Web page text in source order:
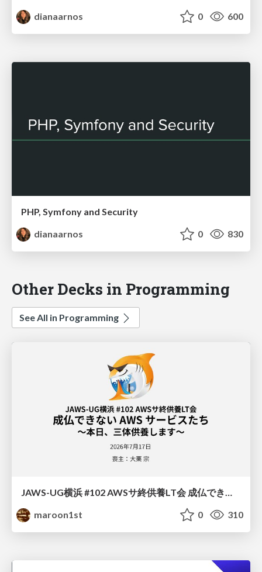
dianaarnos
0 600
PHP, Symfony and Security
dianaarnos
0 830
Other Decks in Programming
See All in Programming
maroon1st
0 310